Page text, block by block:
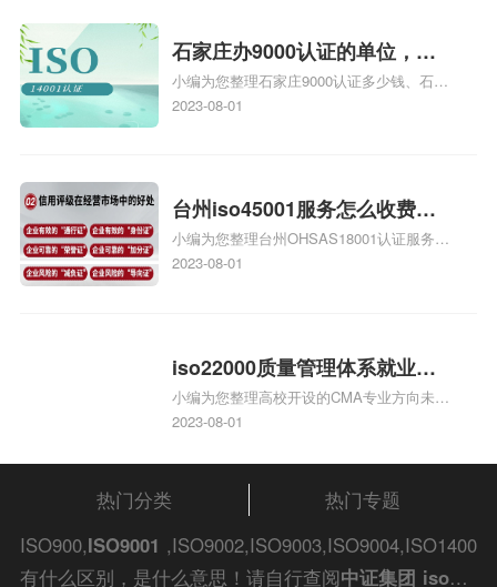
体系认证知识，详情可查看下方正文！
石家庄办9000认证的单位，石
家庄9000认证的公司
小编为您整理石家庄9000认证多少钱、石家
庄9000认证价格多少钱、石家庄9000认证
2023-08-01
台州iso45001服务怎么收费，
台州iso45001认证服务怎么收
费
小编为您整理台州OHSAS18001认证服务中
心哪家收费便宜、台州ISO9000认证，哪个
标准是什么相关iso体系认证知识，详情可
查看下方正文！
2023-08-01
iso22000质量管理体系就业方
向，质量管理与认证就业方向
小编为您整理高校开设的CMA专业方向未来
就业前景及就业方向如何、cma就业方向有
和cma未来就业方向、大学生考完cma，就
哪些就业方向相关iso体系认证知识，详情
可查看下方正文！
2023-08-01
热门分类
热门专题
ISO900,ISO9001 ,ISO9002,ISO9003,ISO9004,ISO1400
有什么区别，是什么意思！请自行查阅中证集团 iso认